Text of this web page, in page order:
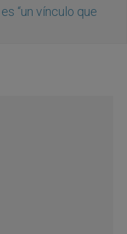
“un vínculo que